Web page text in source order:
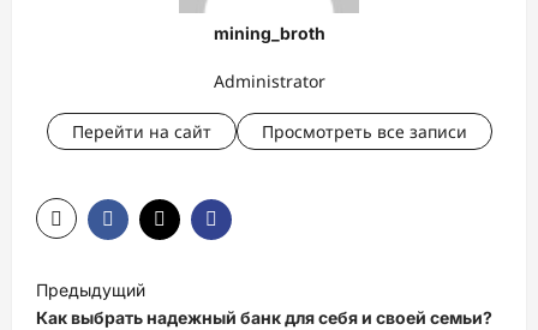
mining_broth
Administrator
Перейти на сайт Просмотреть все записи
Н
а
Предыдущий
Как выбрать надежный банк для себя и своей семьи?